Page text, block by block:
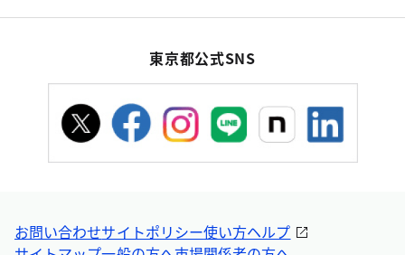
東京都公式SNS
お問い合わせサイトポリシー使い方ヘルプ